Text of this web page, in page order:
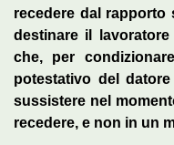
recedere dal rapporto
destinare il
che, per
potestativo del
sussistere nel
recedere, e non in un